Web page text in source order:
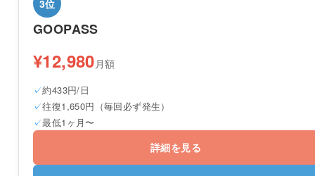
3位
GOOPASS
¥12,980 月額
約433円/日
往復1,650円（毎回必ず発生）
最低1ヶ月〜
詳細を見る